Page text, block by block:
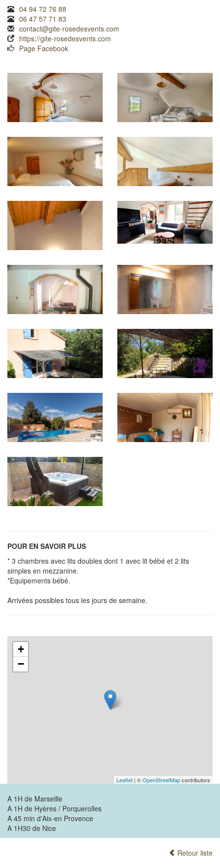
04 94 72 76 88
06 47 57 71 83
contact@gite-rosedesvents.com
https://gite-rosedesvents.com
Page Facebook
POUR EN SAVOIR PLUS
* 3 chambres avec lits doubles dont 1 avec lit bébé et 2 lits
simples en mezzanine.
*Equipements bébé.
Arrivées possibles tous les jours de semaine.
+
−
Leaflet | ©OpenStreetMapcontributors
A 1H de Marseille
A 1H de Hyères / Porquerolles
A 45 min d'Aix-en Provence
A 1H30 de Nice
Retour liste